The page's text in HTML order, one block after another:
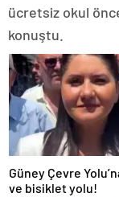
ücretsiz okul
konuştu.
Güney Çevre
ve bisiklet yolu!